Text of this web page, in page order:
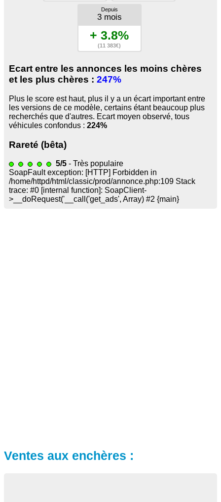
Depuis
3 mois
+ 3.8%
(11 383€)
Ecart entre les annonces les moins chères
et les plus chères : 247%
Plus le score est haut, plus il y a un écart important entre
les versions de ce modèle, certains étant beaucoup plus
recherchés que d'autres. Ecart moyen observé, tous
véhicules confondus : 224%
Rareté (bêta)
5/5 - Très populaire
SoapFault exception: [HTTP] Forbidden in
/home/httpd/html/classic/prod/annonce.php:109 Stack
trace: #0 [internal function]: SoapClient-
>__doRequest(' __call('get_ads', Array) #2 {main}
Ventes aux enchères :